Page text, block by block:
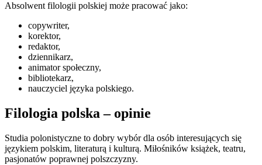
Absolwent filologii polskiej może pracować jako:
copywriter,
korektor,
redaktor,
dziennikarz,
animator społeczny,
bibliotekarz,
nauczyciel języka polskiego.
Filologia polska – opinie
Studia polonistyczne to dobry wybór dla osób interesujących się
językiem polskim, literaturą i kulturą. Miłośników książek, teatru,
pasjonatów poprawnej polszczyzny.